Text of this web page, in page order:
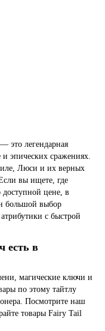
— это легендарная
эпических сражениях.
Люси и их верных
вы ищете, где
доступной цене, в
большой выбор
с быстрой
есть в
магические ключи и
по этому тайтлу
Посмотрите наш
товары Fairy Tail